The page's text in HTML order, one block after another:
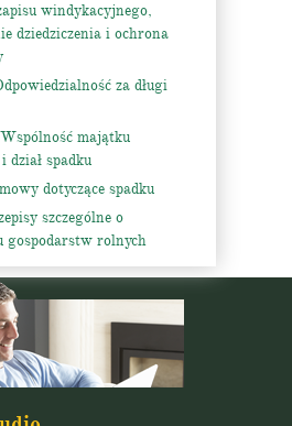
windykacyjnego,
dziedziczenia i ochrona
za długi
majątku
dział spadku
dotyczące spadku
szczególne o
gospodarstw rolnych